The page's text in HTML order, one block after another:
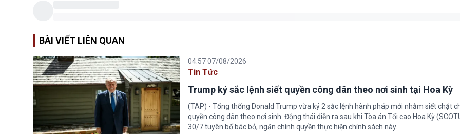
BÀI VIẾT LIÊN QUAN
04:57 07/08/2026
Tin Tức
Trump ký sắc lệnh siết quyền công dân theo nơi sinh tại Hoa Kỳ
(TAP) - Tổng thống Donald Trump vừa ký 2 sắc lệnh hành pháp mới nhằm siết chặt
quyền công dân theo nơi sinh. Động thái diễn ra sau khi Tòa án Tối cao Hoa Kỳ
30/7 tuyên bố bác bỏ, ngăn chính quyền thực hiện chính sách này.